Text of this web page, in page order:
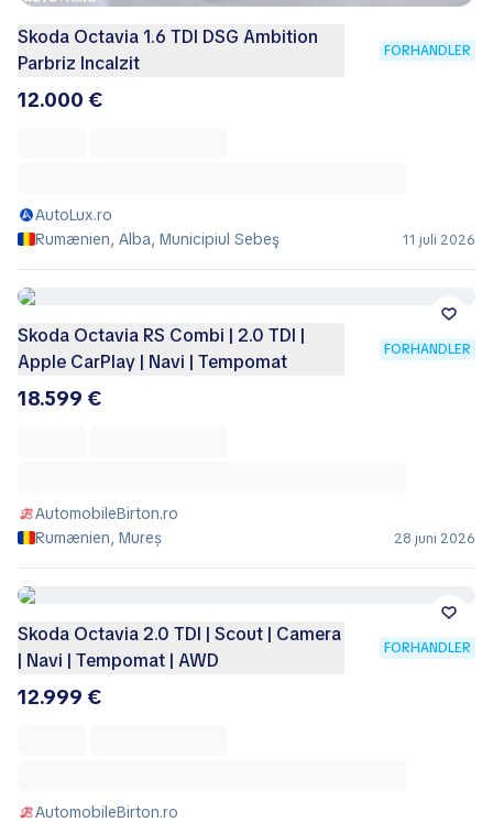
Skoda Octavia 1.6 TDI DSG Ambition
Parbriz Incalzit
FORHANDLER
12.000 €
AutoLux.ro
Rumænien, Alba, Municipiul Sebeş
11 juli 2026
Skoda Octavia RS Combi | 2.0 TDI |
Apple CarPlay | Navi | Tempomat
FORHANDLER
18.599 €
AutomobileBirton.ro
Rumænien, Mureș
28 juni 2026
Skoda Octavia 2.0 TDI | Scout | Camera
| Navi | Tempomat | AWD
FORHANDLER
12.999 €
AutomobileBirton.ro